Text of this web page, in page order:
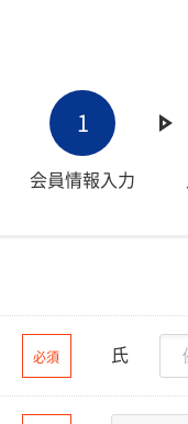
1
会員情報入力
必須 氏